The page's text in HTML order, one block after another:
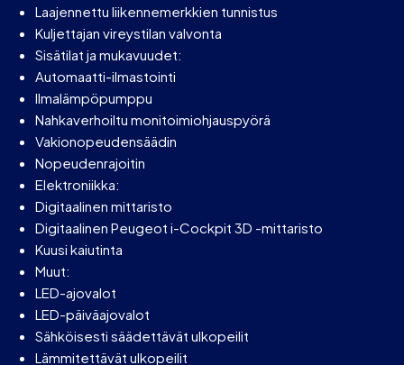
Laajennettu liikennemerkkien tunnistus
Kuljettajan vireystilan valvonta
Sisätilat ja mukavuudet:
Automaatti-ilmastointi
Ilmalämpöpumppu
Nahkaverhoiltu monitoimiohjauspyörä
Vakionopeudensäädin
Nopeudenrajoitin
Elektroniikka:
Digitaalinen mittaristo
Digitaalinen Peugeot i-Cockpit 3D -mittaristo
Kuusi kaiutinta
Muut:
LED-ajovalot
LED-päiväajovalot
Sähköisesti säädettävät ulkopeilit
Lämmitettävät ulkopeilit